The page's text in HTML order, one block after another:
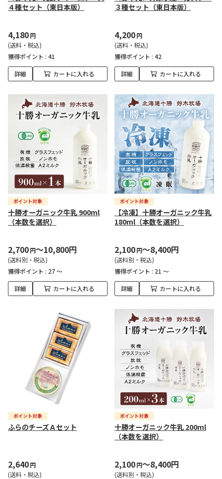
４種セット（東日本版）
4,180円
(送料・税込)
獲得ポイント : 41
詳細 カートに入れる
３種セット（東日本版）
4,200円
(送料・税込)
獲得ポイント : 42
詳細 カートに入れる
十勝オーガニック牛乳 900ml
（本数を選択）
2,700円～10,800円
(送料別・税込)
獲得ポイント : 27 ～
詳細 カートに入れる
【冷凍】十勝オーガニック牛乳
180ml（本数を選択）
2,100円～8,400円
(送料別・税込)
獲得ポイント : 21 ～
詳細 カートに入れる
ふらのチーズＡセット
2,640円
(送料・税込)
十勝オーガニック牛乳 200ml
（本数を選択）
2,100円～8,400円
(送料別・税込)